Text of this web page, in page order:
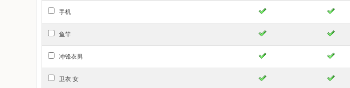
MP3/MP4/iPod/录音笔(176)
DIY电脑(322)
电子元器件市场(1805)
网络设备/网络相关(1294)
品牌台机/品牌一体机/服务器(417)
数码相机/单反相机/摄像机(614)
手机
鱼竿
冲锋衣男
卫衣 女